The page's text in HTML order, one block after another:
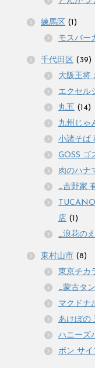
練馬区 (1)
モスバ
千代田区 (39)
大阪王将
エクセル
丸五 (14)
九州じゃ
小諸そば
GOSS ゴ
肉のハナ
_吉野家
店 (1)
_浪花の
東村山市 (8)
東京チカ
_蒙古タ
マクドナ
あけぼの
ハニーズ
ボン サ